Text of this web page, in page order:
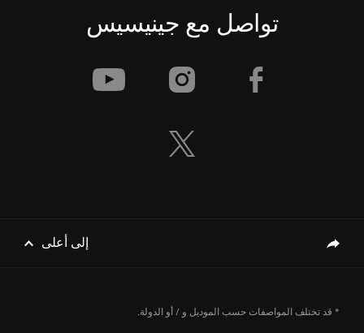
تواصل مع جينيسيس
إلى أعلى
* قد تختلف المواصفات حسب الموديل و / أو الدولة.